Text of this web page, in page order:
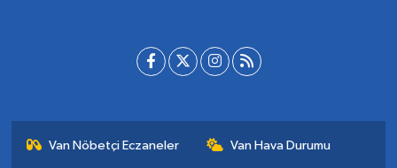
Van Nöbetçi Eczaneler Van Hava Durumu